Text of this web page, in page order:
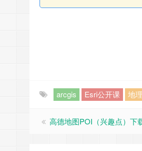
arcgis Esri公开课 地
高德地图POI（兴趣点）下